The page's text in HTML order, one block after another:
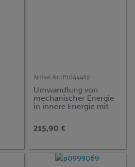
Artikel-Nr.: P1044469
Umwandlung von
mechanischer Energie
in innere Energie mit
215,90 €